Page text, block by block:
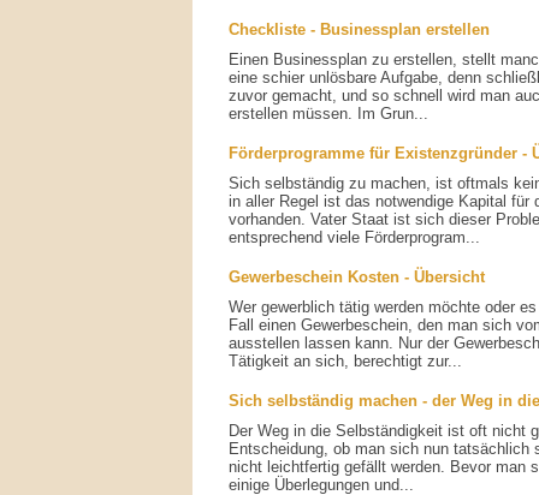
Checkliste - Businessplan erstellen
Einen Businessplan zu erstellen, stellt
eine schier unlösbare Aufgabe, denn
zuvor gemacht, und so schnell wird man
erstellen müssen. Im Grun...
Förderprogramme für Existenzgründer -
Sich selbständig zu machen, ist oftmals
in aller Regel ist das notwendige Kapital für
vorhanden. Vater Staat ist sich dieser
entsprechend viele Förderprogram...
Gewerbeschein Kosten - Übersicht
Wer gewerblich tätig werden möchte oder
Fall einen Gewerbeschein, den man sich
ausstellen lassen kann. Nur der
Tätigkeit an sich, berechtigt zur...
Sich selbständig machen - der Weg in
Der Weg in die Selbständigkeit ist oft nicht
Entscheidung, ob man sich nun tatsächlich
nicht leichtfertig gefällt werden. Bevor man
einige Überlegungen und...